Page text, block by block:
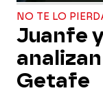
NO TE LO
Juanfe
Getafe